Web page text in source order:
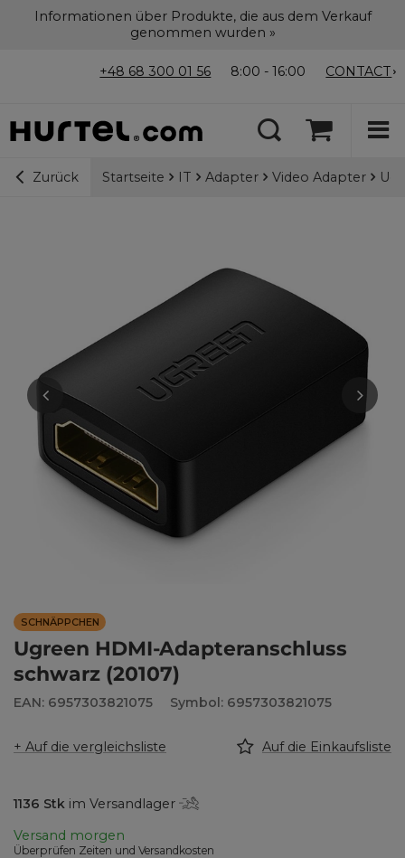
Informationen über Produkte, die aus dem Verkauf
genommen wurden »
+48 68 300 01 56 8:00 - 16:00 CONTACT
Zurück Startseite IT Adapter Video Adapter
SCHNÄPPCHEN
Ugreen HDMI-Adapteranschluss
schwarz (20107)
EAN: 6957303821075 Symbol: 6957303821075
+ Auf die vergleichsliste Auf die Einkaufsliste
1136 Stk im Versandlager
Versand morgen
Überprüfen Zeiten und Versandkosten